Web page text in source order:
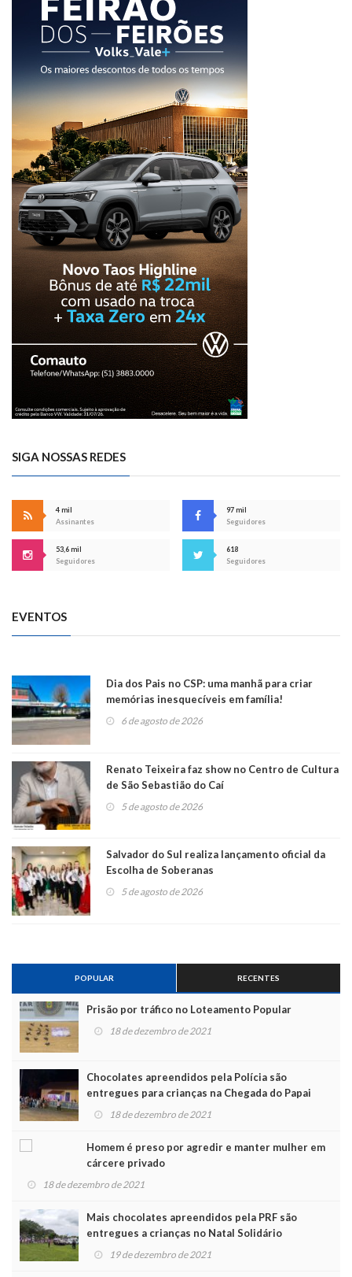
SIGA NOSSAS REDES
4 mil
Assinantes
97 mil
Seguidores
53,6 mil
Seguidores
618
Seguidores
EVENTOS
Dia dos Pais no CSP: uma manhã para criar
memórias inesquecíveis em família!
6 de agosto de 2026
Renato Teixeira faz show no Centro de Cultura
de São Sebastião do Caí
5 de agosto de 2026
Salvador do Sul realiza lançamento oficial da
Escolha de Soberanas
5 de agosto de 2026
POPULAR RECENTES
Prisão por tráfico no Loteamento Popular
18 de dezembro de 2021
Chocolates apreendidos pela Polícia são
entregues para crianças na Chegada do Papai
Noel 18 de dezembro de 2021
Homem é preso por agredir e manter mulher em
cárcere privado
18 de dezembro de 2021
Mais chocolates apreendidos pela PRF são
entregues a crianças no Natal Solidário
19 de dezembro de 2021